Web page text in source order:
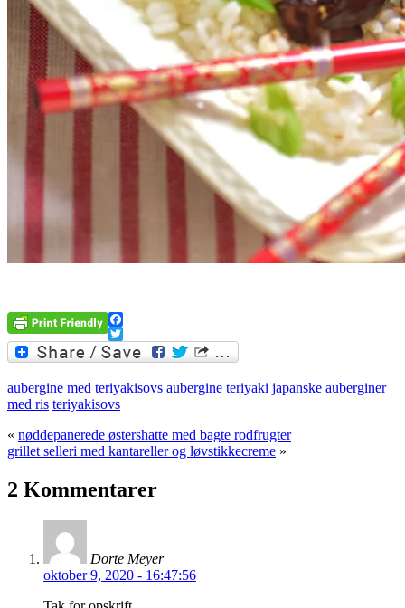
Facebook
Twitter
aubergine med teriyakisovs aubergine teriyaki japanske auberginer
med ris teriyakisovs
« nøddepanerede østershatte med bagte rodfrugter
grillet selleri med kantareller og løvstikkecreme »
2 Kommentarer
Dorte Meyer
oktober 9, 2020 - 16:47:56